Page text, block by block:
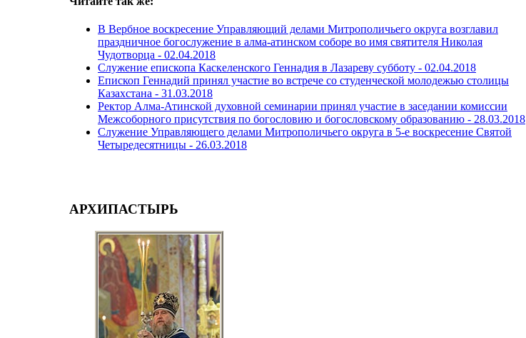
В Вербное воскресение Управляющий делами Митрополичьего округа возглавил
праздничное богослужение в алма-атинском соборе во имя святителя Николая
Чудотворца - 02.04.2018
Служение епископа Каскеленского Геннадия в Лазареву субботу - 02.04.2018
Епископ Геннадий принял участие во встрече со студенческой молодежью столицы
Казахстана - 31.03.2018
Ректор Алма-Атинской духовной семинарии принял участие в заседании комиссии
Межсоборного присутствия по богословию и богословскому образованию - 28.03.2018
Служение Управляющего делами Митрополичьего округа в 5-е воскресение Святой
Четыредесятницы - 26.03.2018
АРХИПАСТЫРЬ